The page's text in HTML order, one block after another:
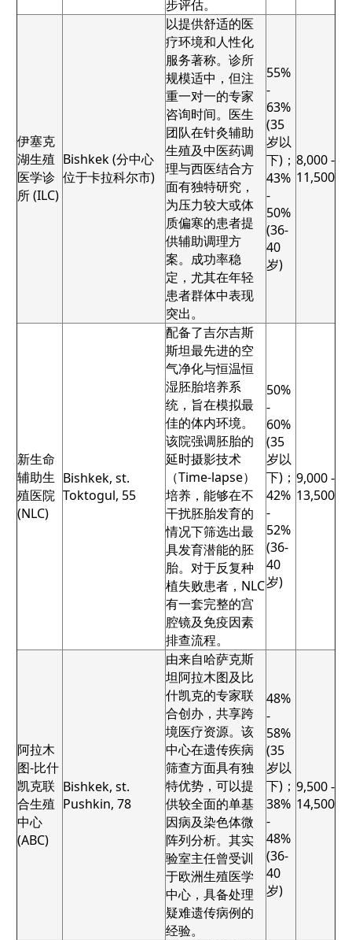
步评估。
伊塞克
湖生殖
医学诊
所 (ILC)
Bishkek (分中心
位于卡拉科尔市)
以提供舒适的医
疗环境和人性化
服务著称。诊所
规模适中，但注
重一对一的专家
咨询时间。医生
团队在针灸辅助
生殖及中医药调
理与西医结合方
面有独特研究，
为压力较大或体
质偏寒的患者提
供辅助调理方
案。成功率稳
定，尤其在年轻
患者群体中表现
突出。
55%
-
63%
(35
岁以
下)；
43%
-
50%
(36-
40
岁)
8,000 -
11,500
新生命
辅助生
殖医院
(NLC)
Bishkek, st.
Toktogul, 55
配备了吉尔吉斯
斯坦最先进的空
气净化与恒温恒
湿胚胎培养系
统，旨在模拟最
佳的体内环境。
该院强调胚胎的
延时摄影技术
（Time-lapse）
培养，能够在不
干扰胚胎发育的
情况下筛选出最
具发育潜能的胚
胎。对于反复种
植失败患者，NLC
有一套完整的宫
腔镜及免疫因素
排查流程。
50%
-
60%
(35
岁以
下)；
42%
-
52%
(36-
40
岁)
9,000 -
13,500
阿拉木
图-比什
凯克联
合生殖
中心
(ABC)
Bishkek, st.
Pushkin, 78
由来自哈萨克斯
坦阿拉木图及比
什凯克的专家联
合创办，共享跨
境医疗资源。该
中心在遗传疾病
筛查方面具有独
特优势，可以提
供较全面的单基
因病及染色体微
阵列分析。其实
验室主任曾受训
于欧洲生殖医学
中心，具备处理
疑难遗传病例的
经验。
48%
-
58%
(35
岁以
下)；
38%
-
48%
(36-
40
岁)
9,500 -
14,500